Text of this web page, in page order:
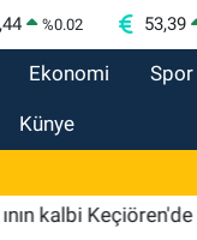
%0.02 53,39
Ekonomi Spor
Künye
Keçiören'de attı